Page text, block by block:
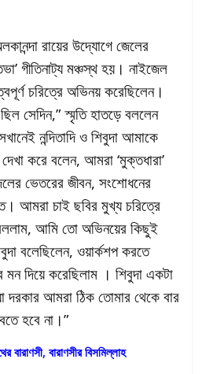
রায়ের উদ্যোগে জেলের
গীতিনাট্য মঞ্চস্থ হয়। নাইজেল
চরিত্রে অভিনয় করেছিলেন।
সেদিন,” স্মৃতি হাতড়ে বললেন
নন্দিতাদি ও শিবুদা আমাকে
করে বলেন, আমরা ‘মুক্তধারা’
ভেতরের জীবন, সংশোধনের
আমরা চাই ছবির মুখ্য চরিত্রে
আমি তো অভিনয়ের কিছুই
বলেছিলেন, ওয়ার্কশপ করতে
দিয়ে করেছিলাম । শিবুদা একটা
দরকার আমরা ঠিক তোমার থেকে বার
হবে না।”
বারাণসী, বারাণসীর বিসমিল্লাহ